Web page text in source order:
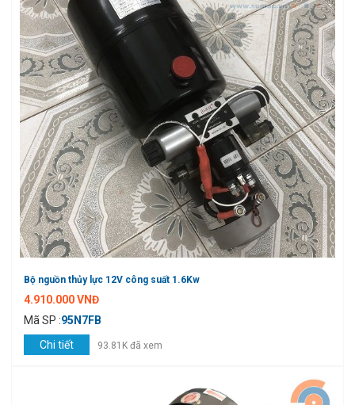
Bộ nguồn thủy lực 12V công suất 1.6Kw
4.910.000 VNĐ
Mã SP :95N7FB
Chi tiết
93.81K đã xem